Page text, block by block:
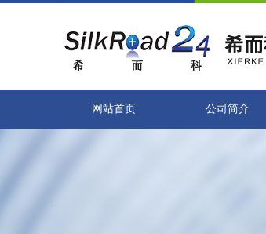
网站首页 公司简介